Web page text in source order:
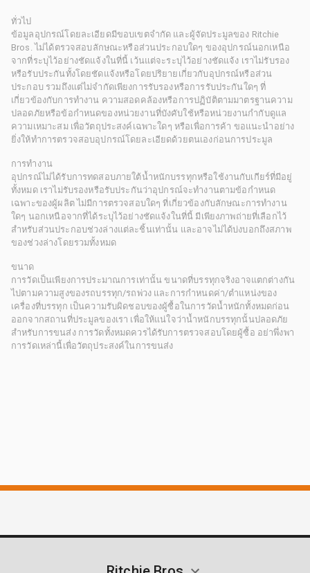
ทั่วไป
ข้อมูลอุปกรณ์โดยละเอียดมีขอบเขตจำกัด และผู้จัดประมูลของ Ritchie
Bros. ไม่ได้ตรวจสอบลักษณะหรือส่วนประกอบใดๆ ของอุปกรณ์นอกเหนือ
จากที่ระบุไว้อย่างชัดแจ้งในที่นี้ เว้นแต่จะระบุไว้อย่างชัดแจ้ง เราไม่รับรอง
หรือรับประกันทั้งโดยชัดแจ้งหรือโดยปริยายเกี่ยวกับอุปกรณ์หรือส่วน
ประกอบ รวมถึงแต่ไม่จำกัดเพียงการรับรองหรือการรับประกันใดๆ ที่
เกี่ยวข้องกับการทำงาน ความสอดคล้องหรือการปฏิบัติตามมาตรฐานความ
ปลอดภัยหรือข้อกำหนดของหน่วยงานที่บังคับใช้หรือหน่วยงานกำกับดูแล
ความเหมาะสม เพื่อวัตถุประสงค์เฉพาะใดๆ หรือเพื่อการค้า ขอแนะนำอย่าง
ยิ่งให้ทำการตรวจสอบอุปกรณ์โดยละเอียดด้วยตนเองก่อนการประมูล
การทำงาน
อุปกรณ์ไม่ได้รับการทดสอบภายใต้น้ำหนักบรรทุกหรือใช้งานกับเกียร์ที่มีอยู่
ทั้งหมด เราไม่รับรองหรือรับประกันว่าอุปกรณ์จะทำงานตามข้อกำหนด
เฉพาะของผู้ผลิต ไม่มีการตรวจสอบใดๆ ที่เกี่ยวข้องกับลักษณะการทำงาน
ใดๆ นอกเหนือจากที่ได้ระบุไว้อย่างชัดแจ้งในที่นี้ มีเพียงภาพถ่ายที่เลือกไว้
สำหรับส่วนประกอบช่วงล่างแต่ละชิ้นเท่านั้น และอาจไม่ได้บ่งบอกถึงสภาพ
ของช่วงล่างโดยรวมทั้งหมด
ขนาด
การวัดเป็นเพียงการประมาณการเท่านั้น ขนาดที่บรรทุกจริงอาจแตกต่างกัน
ไปตามความสูงของรถบรรทุก/รถพ่วง และการกำหนดค่า/ตำแหน่งของ
เครื่องที่บรรทุก เป็นความรับผิดชอบของผู้ซื้อในการวัดน้ำหนักทั้งหมดก่อน
ออกจากสถานที่ประมูลของเรา เพื่อให้แน่ใจว่าน้ำหนักบรรทุกนั้นปลอดภัย
สำหรับการขนส่ง การวัดทั้งหมดควรได้รับการตรวจสอบโดยผู้ซื้อ อย่าพึ่งพา
การวัดเหล่านี้เพื่อวัตถุประสงค์ในการขนส่ง